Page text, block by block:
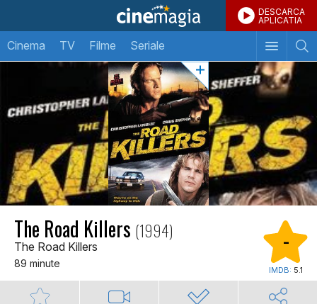
DESCARCA
APLICATIA
Cinema TV Filme Seriale
The Road Killers (1994)
The Road Killers
89 minute
-
IMDB: 5.1